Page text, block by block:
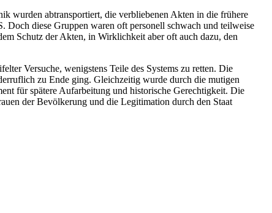
wurden abtransportiert, die verbliebenen Akten in die frühere
Doch diese Gruppen waren oft personell schwach und teilweise
Schutz der Akten, in Wirklichkeit aber oft auch dazu, den
Versuche, wenigstens Teile des Systems zu retten. Die
zu Ende ging. Gleichzeitig wurde durch die mutigen
für spätere Aufarbeitung und historische Gerechtigkeit. Die
der Bevölkerung und die Legitimation durch den Staat